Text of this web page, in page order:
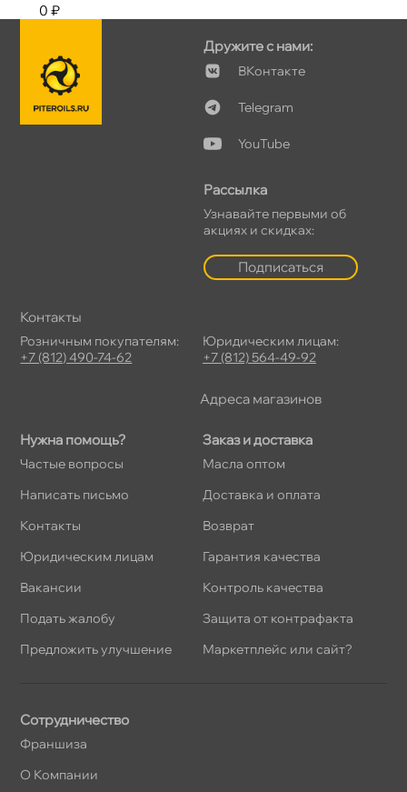
0 ₽
Нужна помощь?
Частые вопросы
Написать письмо
Контакты
Юридическим лицам
акансии
Подать жалобу
Предложить улучшение
Заказ и доставка
Масла оптом
Доставка и оплата
озврат
Гарантия качества
Контроль качества
Защита от контрафакта
Маркетплейс или сайт?
Дружите с нами:
Контакте
Telegram
YouTube
Рассылка
Узнавайте первыми о
акциях и скидках:
Подписаться
Сотрудничество
Франшиза
О Компании
Контакты
Розничным покупателям:
+7 (812) 490-74-62
Юридическим лицам:
+7 (812) 564-49-92
Адреса магазино